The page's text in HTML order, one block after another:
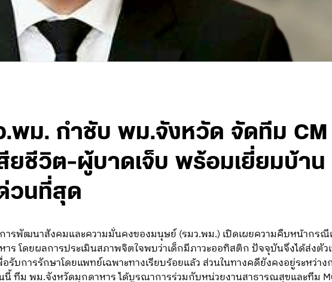
.พม. กำชับ พม.จังหวัด จัดทีม CM
ยชีวิต-ผู้บาดเจ็บ พร้อมเยี่ยมบ้าน
วนที่สุด
ารพัฒนาสังคมและความมั่นคงของมนุษย์ (รมว.พม.) เปิดเผยความคืบหน้ากรณี
โดยผลการประเมินสภาพจิตใจพบว่าเด็กมีภาวะออทิสติก ปัจจุบันจึงได้ส่งตัว
บการรักษาโดยแพทย์เฉพาะทางเรียบร้อยแล้ว ส่วนในทางคดียังคงอยู่ระหว่าง
ทีม พม.จังหวัดมุกดาหาร ได้บูรณาการร่วมกับหน่วยงานสาธารณสุขและทีม